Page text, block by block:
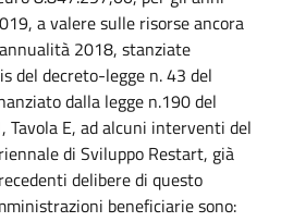
a valere sulle risorse ancora
2018, stanziate
del decreto-legge n. 43 del
dalla legge n.190 del
Tavola E, ad alcuni interventi del
di Sviluppo Restart, già
delibere di questo
beneficiarie sono: